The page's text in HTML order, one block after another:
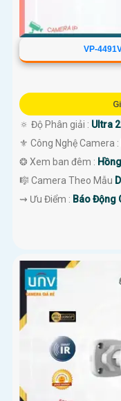
VP-
🔅 Độ Phân giải : Ultra
⚜️ Công Nghệ Camera :
❂ Xem ban đêm :
🎼️ Camera Theo Mẫu
️⇝ Ưu Điểm : Báo Động